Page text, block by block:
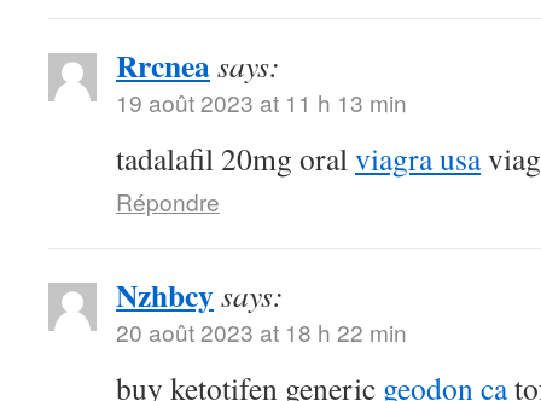
Rrcneasays:
19 août 2023 at 11 h 13 min
tadalafil 20mg oralviagra usa
Répondre
Nzhbcysays:
20 août 2023 at 18 h 22 min
buy ketotifen generic geodon ca